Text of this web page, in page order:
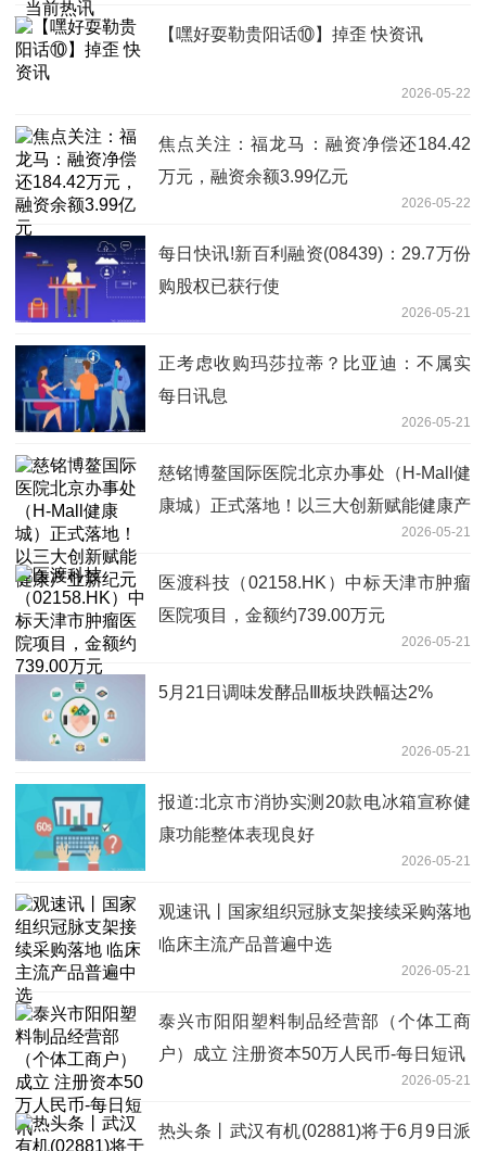
【嘿好耍勒贵阳话⑩】掉歪 快资讯
2026-05-22
焦点关注：福龙马：融资净偿还184.42
万元，融资余额3.99亿元
2026-05-22
每日快讯!新百利融资(08439)：29.7万份
购股权已获行使
2026-05-21
正考虑收购玛莎拉蒂？比亚迪：不属实
每日讯息
2026-05-21
慈铭博鳌国际医院北京办事处（H-Mall健
康城）正式落地！以三大创新赋能健康产
2026-05-21
医渡科技（02158.HK）中标天津市肿瘤
医院项目，金额约739.00万元
2026-05-21
5月21日调味发酵品Ⅲ板块跌幅达2%
2026-05-21
报道:北京市消协实测20款电冰箱宣称健
康功能整体表现良好
2026-05-21
观速讯丨国家组织冠脉支架接续采购落地
临床主流产品普遍中选
2026-05-21
泰兴市阳阳塑料制品经营部（个体工商
户）成立 注册资本50万人民币-每日短讯
2026-05-21
热头条丨武汉有机(02881)将于6月9日派